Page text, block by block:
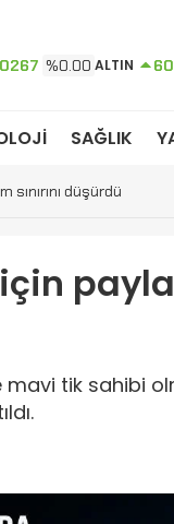
%0.00 ALTIN
SAĞLIK
sınırını düşürdü
tik sahibi